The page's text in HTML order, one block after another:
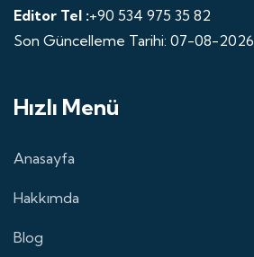
Editor Tel :+90 534 975 35 82
Son Güncelleme Tarihi: 07-08-2026
Hızlı Menü
Anasayfa
Hakkımda
Blog